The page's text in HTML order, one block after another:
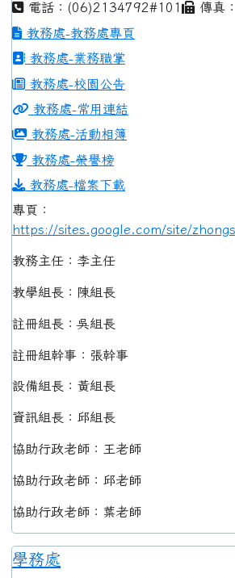
電話：(06)2134792#101
傳真
教務處-教務處專頁
教務處-業務職掌
教務處-校園公告
教務處-常用連結
教務處-活動相簿
教務處-榮譽榜
教務處-檔案下載
專頁：
https://sites.google.com/site/
教務主任：李主任
教學組長：陳組長
註冊組長：吳組長
註冊組幹事：張幹事
設備組長：黃組長
資訊組長：邱組長
協助行政老師：王老師
協助行政老師：邱老師
協助行政老師：葉老師
學務處